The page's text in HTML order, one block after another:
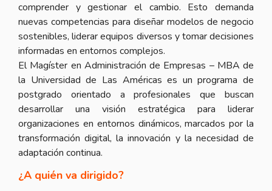
comprender y gestionar el cambio. Esto demanda
nuevas competencias para diseñar modelos de negocio
sostenibles, liderar equipos diversos y tomar decisiones
informadas en entornos complejos.
El Magíster en Administración de Empresas – MBA de
la Universidad de Las Américas es un programa de
postgrado orientado a profesionales que buscan
desarrollar una visión estratégica para liderar
organizaciones en entornos dinámicos, marcados por la
transformación digital, la innovación y la necesidad de
adaptación continua.
¿A quién va dirigido?